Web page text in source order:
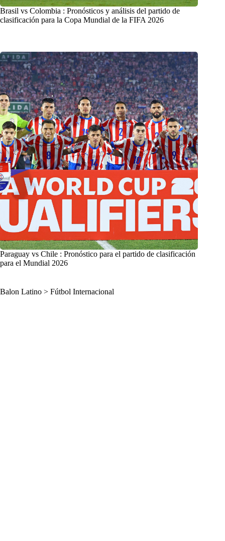
Brasil vs Colombia : Pronósticos y análisis del partido de
clasificación para la Copa Mundial de la FIFA 2026
Paraguay vs Chile : Pronóstico para el partido de clasificación
para el Mundial 2026
Balon Latino > Fútbol Internacional